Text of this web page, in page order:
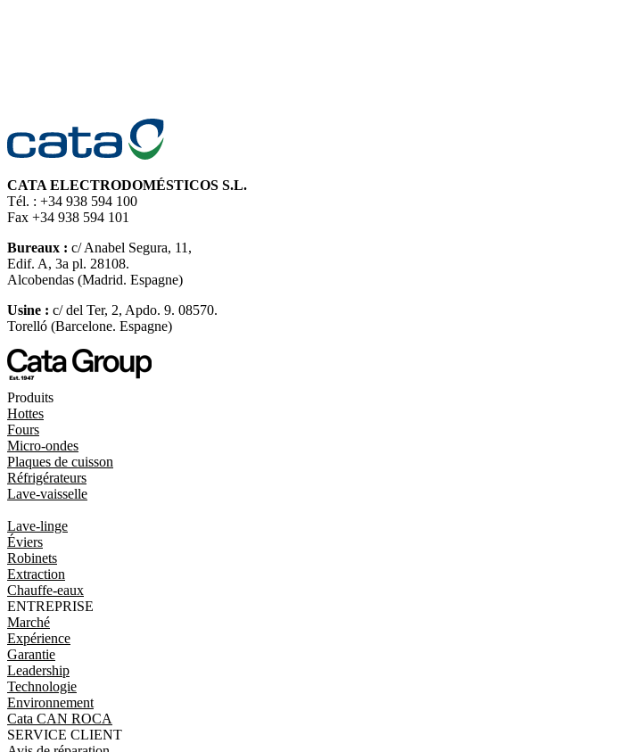
CATA ELECTRODOMÉSTICOS S.L.
Tél. : +34 938 594 100
Fax +34 938 594 101
Bureaux : c/ Anabel Segura, 11,
Edif. A, 3a pl. 28108.
Alcobendas (Madrid. Espagne)
Usine : c/ del Ter, 2, Apdo. 9. 08570.
Torelló (Barcelone. Espagne)
Produits
Hottes
Fours
Micro-ondes
Plaques de cuisson
Réfrigérateurs
Lave-vaisselle
Lave-linge
Éviers
Robinets
Extraction
Chauffe-eaux
ENTREPRISE
Marché
Expérience
Garantie
Leadership
Technologie
Environnement
Cata CAN ROCA
SERVICE CLIENT